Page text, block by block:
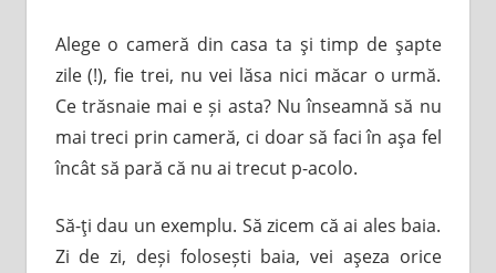
Alege o cameră din casa ta şi timp de şapte
zile (!), fie trei, nu vei lăsa nici măcar o urmă.
Ce trăsnaie mai e și asta? Nu înseamnă să nu
mai treci prin cameră, ci doar să faci în aşa fel
încât să pară că nu ai trecut p-acolo.
Să-ţi dau un exemplu. Să zicem că ai ales baia.
Zi de zi, deși folosești baia, vei aşeza orice